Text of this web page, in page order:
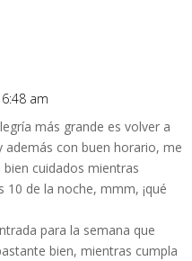
am
más grande es volver a
con buen horario, me
cuidados mientras
10 de la noche, mmm, ¡qué
para la semana que
bien, mientras cumpla